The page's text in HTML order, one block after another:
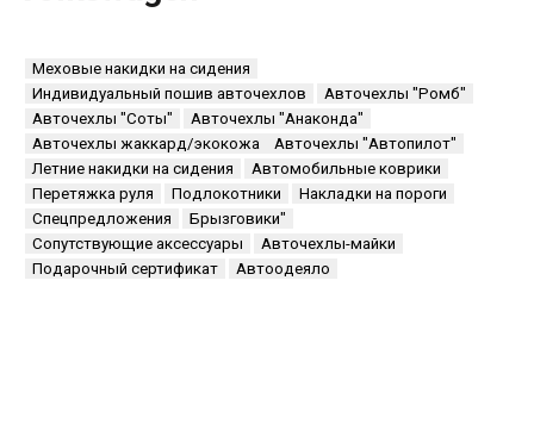
Меховые накидки на сидения
Индивидуальный пошив авточехлов
Авточехлы "Ромб"
Авточехлы "Соты"
Авточехлы "Анаконда"
Авточехлы жаккард/экокожа
Авточехлы "Автопилот"
Летние накидки на сидения
Автомобильные коврики
Перетяжка руля
Подлокотники
Накладки на пороги
Спецпредложения
Брызговики"
Сопутствующие аксессуары
Авточехлы-майки
Подарочный сертификат
Автоодеяло